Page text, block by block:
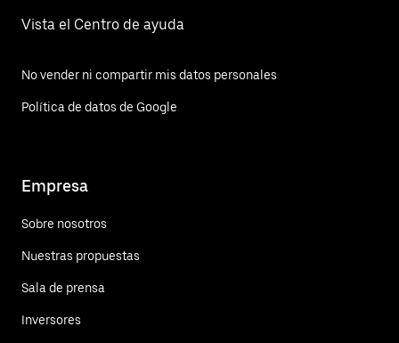
Vista el Centro de ayuda
No vender ni compartir mis datos personales
Política de datos de Google
Empresa
Sobre nosotros
Nuestras propuestas
Sala de prensa
Inversores